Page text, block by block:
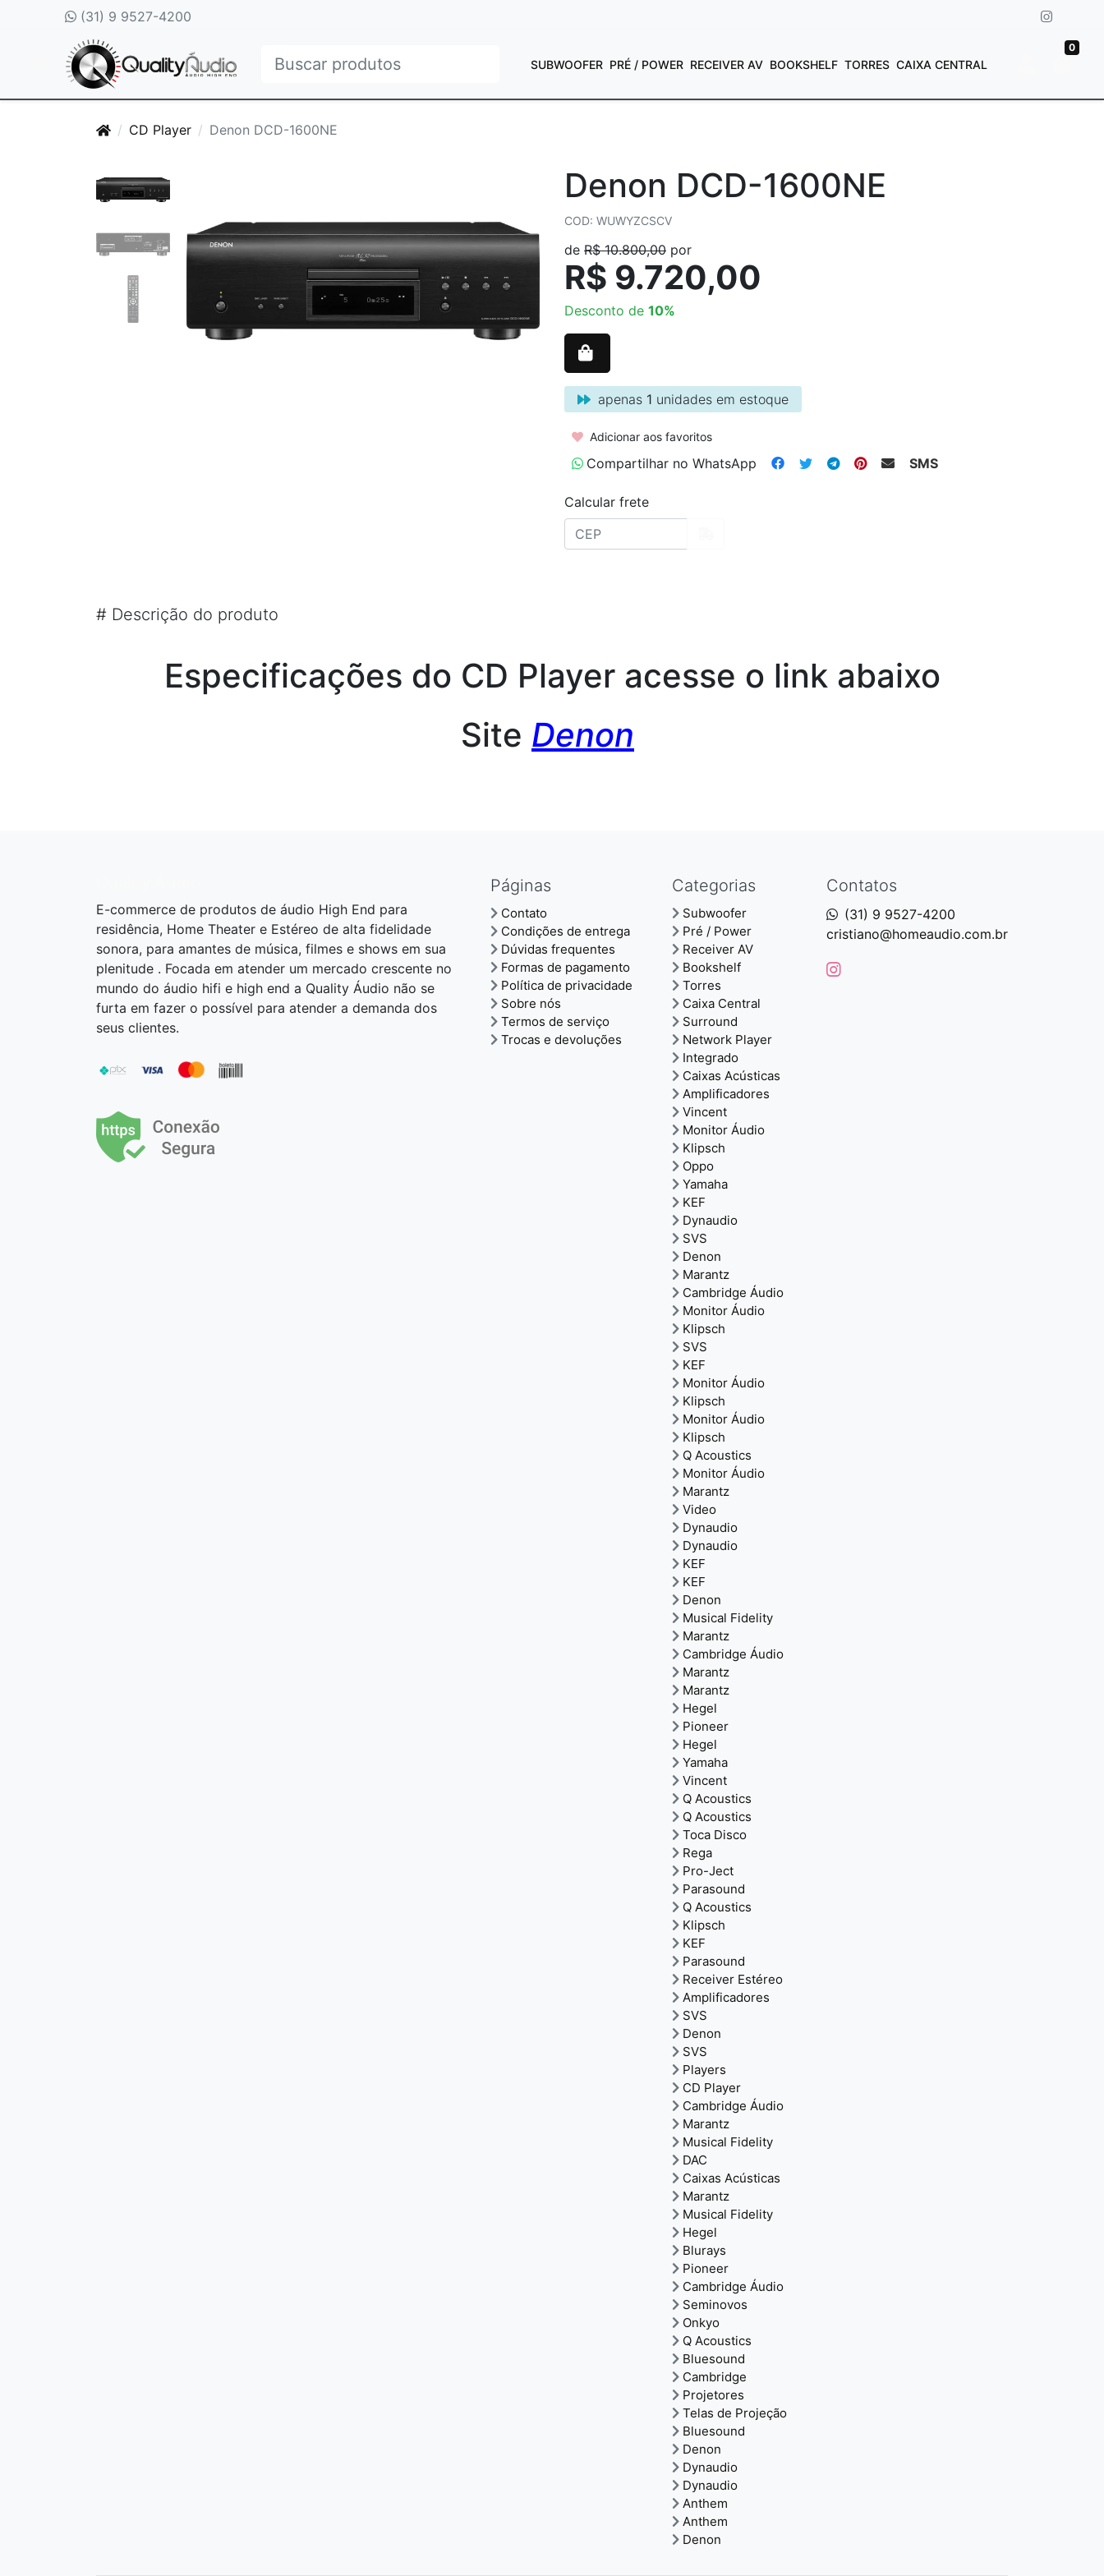
(31) 9 9527-4200
0
SUBWOOFER PRÉ / POWER RECEIVER AV BOOKSHELF TORRES CAIXA CENTRAL
CD Player Denon DCD-1600NE
Denon DCD-1600NE
COD: WUWYZCSCV
de R$ 10.800,00 por
R$ 9.720,00
Desconto de 10%
apenas 1 unidades em estoque
Adicionar aos favoritos
Compartilhar no WhatsApp SMS
Calcular frete
# Descrição do produto
Especificações do CD Player acesse o link abaixo
Site Denon
Contatos
(31) 9 9527-4200
cristiano@homeaudio.com.br
Páginas
Contato
Condições de entrega
Dúvidas frequentes
Formas de pagamento
Política de privacidade
Sobre nós
Termos de serviço
Trocas e devoluções
Categorias
Subwoofer
Pré / Power
Receiver AV
Bookshelf
Torres
Caixa Central
Surround
Network Player
Integrado
Caixas Acústicas
Amplificadores
Vincent
Monitor Áudio
Klipsch
Oppo
Yamaha
KEF
Dynaudio
SVS
Denon
Marantz
Cambridge Áudio
Monitor Áudio
Klipsch
SVS
KEF
Monitor Áudio
Klipsch
Monitor Áudio
Klipsch
Q Acoustics
Monitor Áudio
Marantz
Video
Dynaudio
Dynaudio
KEF
KEF
Denon
Musical Fidelity
Marantz
Cambridge Áudio
Marantz
Marantz
Hegel
Pioneer
Hegel
Yamaha
Vincent
Q Acoustics
Q Acoustics
Toca Disco
Rega
Pro-Ject
Parasound
Q Acoustics
Klipsch
KEF
Parasound
Receiver Estéreo
Amplificadores
SVS
Denon
SVS
Players
CD Player
Cambridge Áudio
Marantz
Musical Fidelity
DAC
Caixas Acústicas
Marantz
Musical Fidelity
Hegel
Blurays
Pioneer
Cambridge Áudio
Seminovos
Onkyo
Q Acoustics
Bluesound
Cambridge
Projetores
Telas de Projeção
Bluesound
Denon
Dynaudio
Dynaudio
Anthem
Anthem
Denon
E-commerce de produtos de áudio High End para
residência, Home Theater e Estéreo de alta fidelidade
sonora, para amantes de música, filmes e shows em sua
plenitude . Focada em atender um mercado crescente no
mundo do áudio hifi e high end a Quality Áudio não se
furta em fazer o possível para atender a demanda dos
seus clientes.